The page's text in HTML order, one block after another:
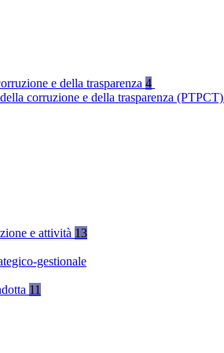
e della trasparenza 4
corruzione e della trasparenza (PTPCT)
e attività 13
gestionale
11